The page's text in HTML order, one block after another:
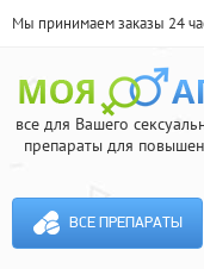
Мы принимаем заказы 24
все для Вашего
препараты для
ВСЕ ПРЕПАРАТЫ